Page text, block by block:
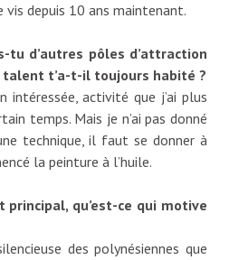
vis depuis 10 ans maintenant.
tu d’autres pôles d’attraction
talent t’a-t-il toujours habité ?
intéressée, activité que j’ai plus
temps. Mais je n’ai pas donné
technique, il faut se donner à
la peinture à l’huile.
qu’est-ce qui motive
des polynésiennes que